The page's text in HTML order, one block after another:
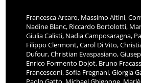
Francesca Arcaro, Massimo Altini,
Nadine Blanc, Riccardo Bortolotti,
Giulia Calisti, Nadia Camposaragna,
Filippo Clermont, Carol Di Vito,
Dufour, Christian Evaspasiano,
Enrico Formento Dojot, Bruno
Francesconi, Sofia Fregnani, Giorgia